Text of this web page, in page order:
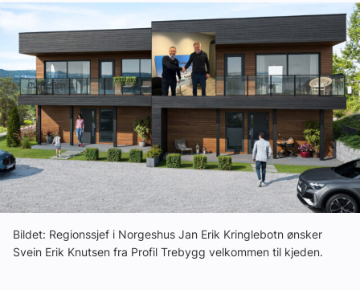
Tips oss
Ledige stillinger
eBlad
Aktivitetskalender
Bransjekommentar
Bildet: Regionssjef i Norgeshus Jan Erik Kringlebotn ønsker
Svein Erik Knutsen fra Profil Trebygg velkommen til kjeden.